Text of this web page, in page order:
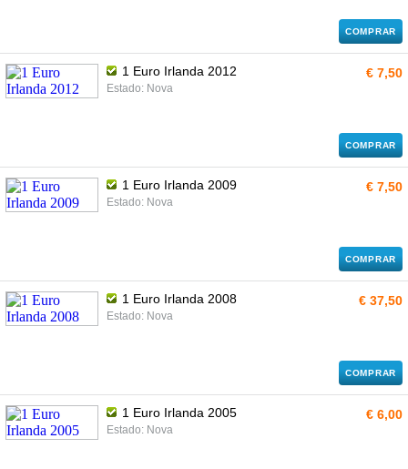
COMPRAR
1 Euro Irlanda 2012
Estado: Nova
€ 7,50
COMPRAR
1 Euro Irlanda 2009
Estado: Nova
€ 7,50
COMPRAR
1 Euro Irlanda 2008
Estado: Nova
€ 37,50
COMPRAR
1 Euro Irlanda 2005
Estado: Nova
€ 6,00